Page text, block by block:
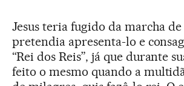
Jesus teria fugido da marcha
pretendia apresenta-lo e
“Rei dos Reis”, já que durante
feito o mesmo quando a